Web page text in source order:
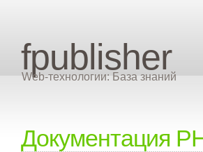
fpublisher
Web-технологии: База знаний
Документация